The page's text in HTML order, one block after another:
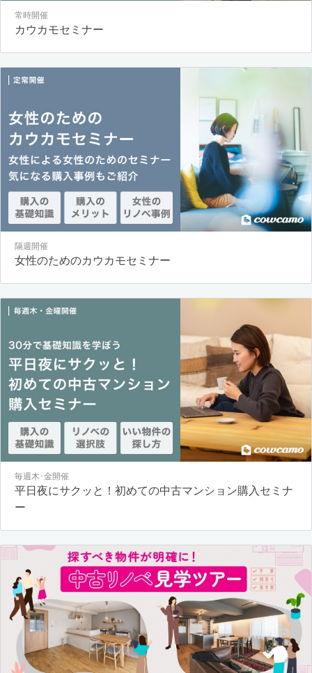
常時開催
カウカモセミナー
隔週開催
女性のためのカウカモセミナー
毎週木･金開催
平日夜にサクッと！初めての中古マンション購入セミナ
ー